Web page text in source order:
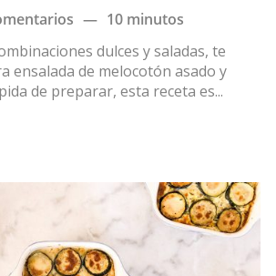
— 10 minutos
dulces y saladas, te
ensalada de melocotón asado y
de preparar, esta receta es...